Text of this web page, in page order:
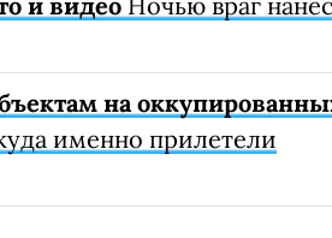
на
именно прилетели